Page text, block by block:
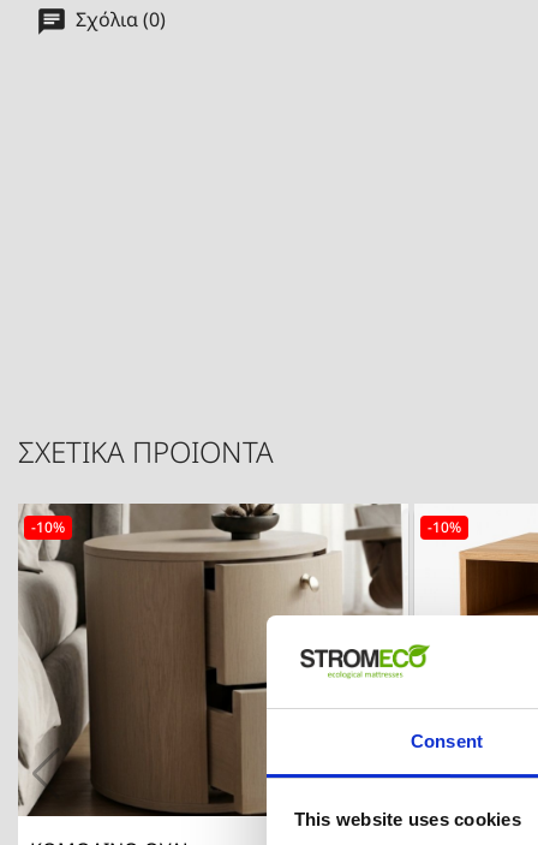
Consent
This website uses cookies
Σχόλια (0)
ΣΧΕΤΙΚΑ ΠΡΟΙΟΝΤΑ
-10% -10%